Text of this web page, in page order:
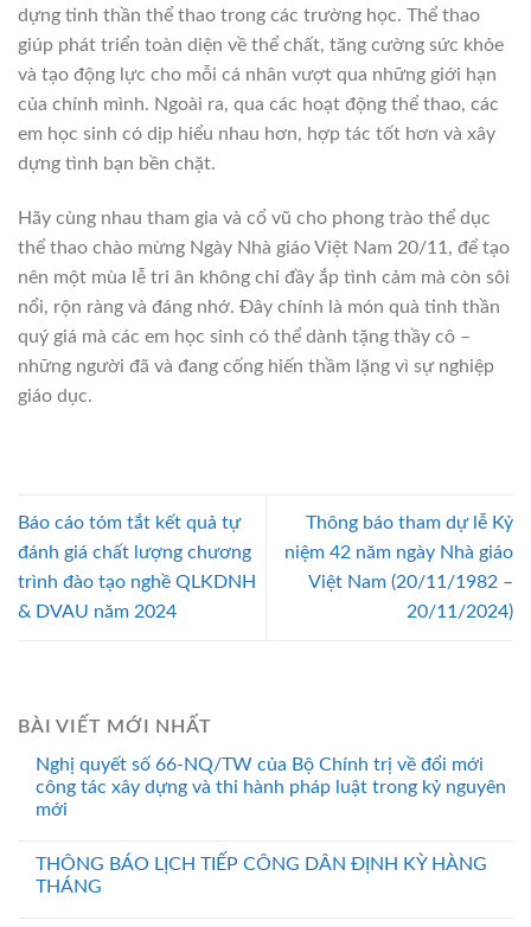
dựng tinh thần thể thao trong các trường học. Thể thao
giúp phát triển toàn diện về thể chất, tăng cường sức khỏe
và tạo động lực cho mỗi cá nhân vượt qua những giới hạn
của chính mình. Ngoài ra, qua các hoạt động thể thao, các
em học sinh có dịp hiểu nhau hơn, hợp tác tốt hơn và xây
dựng tình bạn bền chặt.
Hãy cùng nhau tham gia và cổ vũ cho phong trào thể dục
thể thao chào mừng Ngày Nhà giáo Việt Nam 20/11, để tạo
nên một mùa lễ tri ân không chỉ đầy ắp tình cảm mà còn sôi
nổi, rộn ràng và đáng nhớ. Đây chính là món quà tinh thần
quý giá mà các em học sinh có thể dành tặng thầy cô –
những người đã và đang cống hiến thầm lặng vì sự nghiệp
giáo dục.
Báo cáo tóm tắt kết quả tự
đánh giá chất lượng chương
trình đào tạo nghề QLKDNH
& DVAU năm 2024
Thông báo tham dự lễ Kỷ
niệm 42 năm ngày Nhà giáo
Việt Nam (20/11/1982 –
20/11/2024)
BÀI VIẾT MỚI NHẤT
Nghị quyết số 66-NQ/TW của Bộ Chính trị về đổi mới
công tác xây dựng và thi hành pháp luật trong kỷ nguyên
mới
THÔNG BÁO LỊCH TIẾP CÔNG DÂN ĐỊNH KỲ HÀNG
THÁNG